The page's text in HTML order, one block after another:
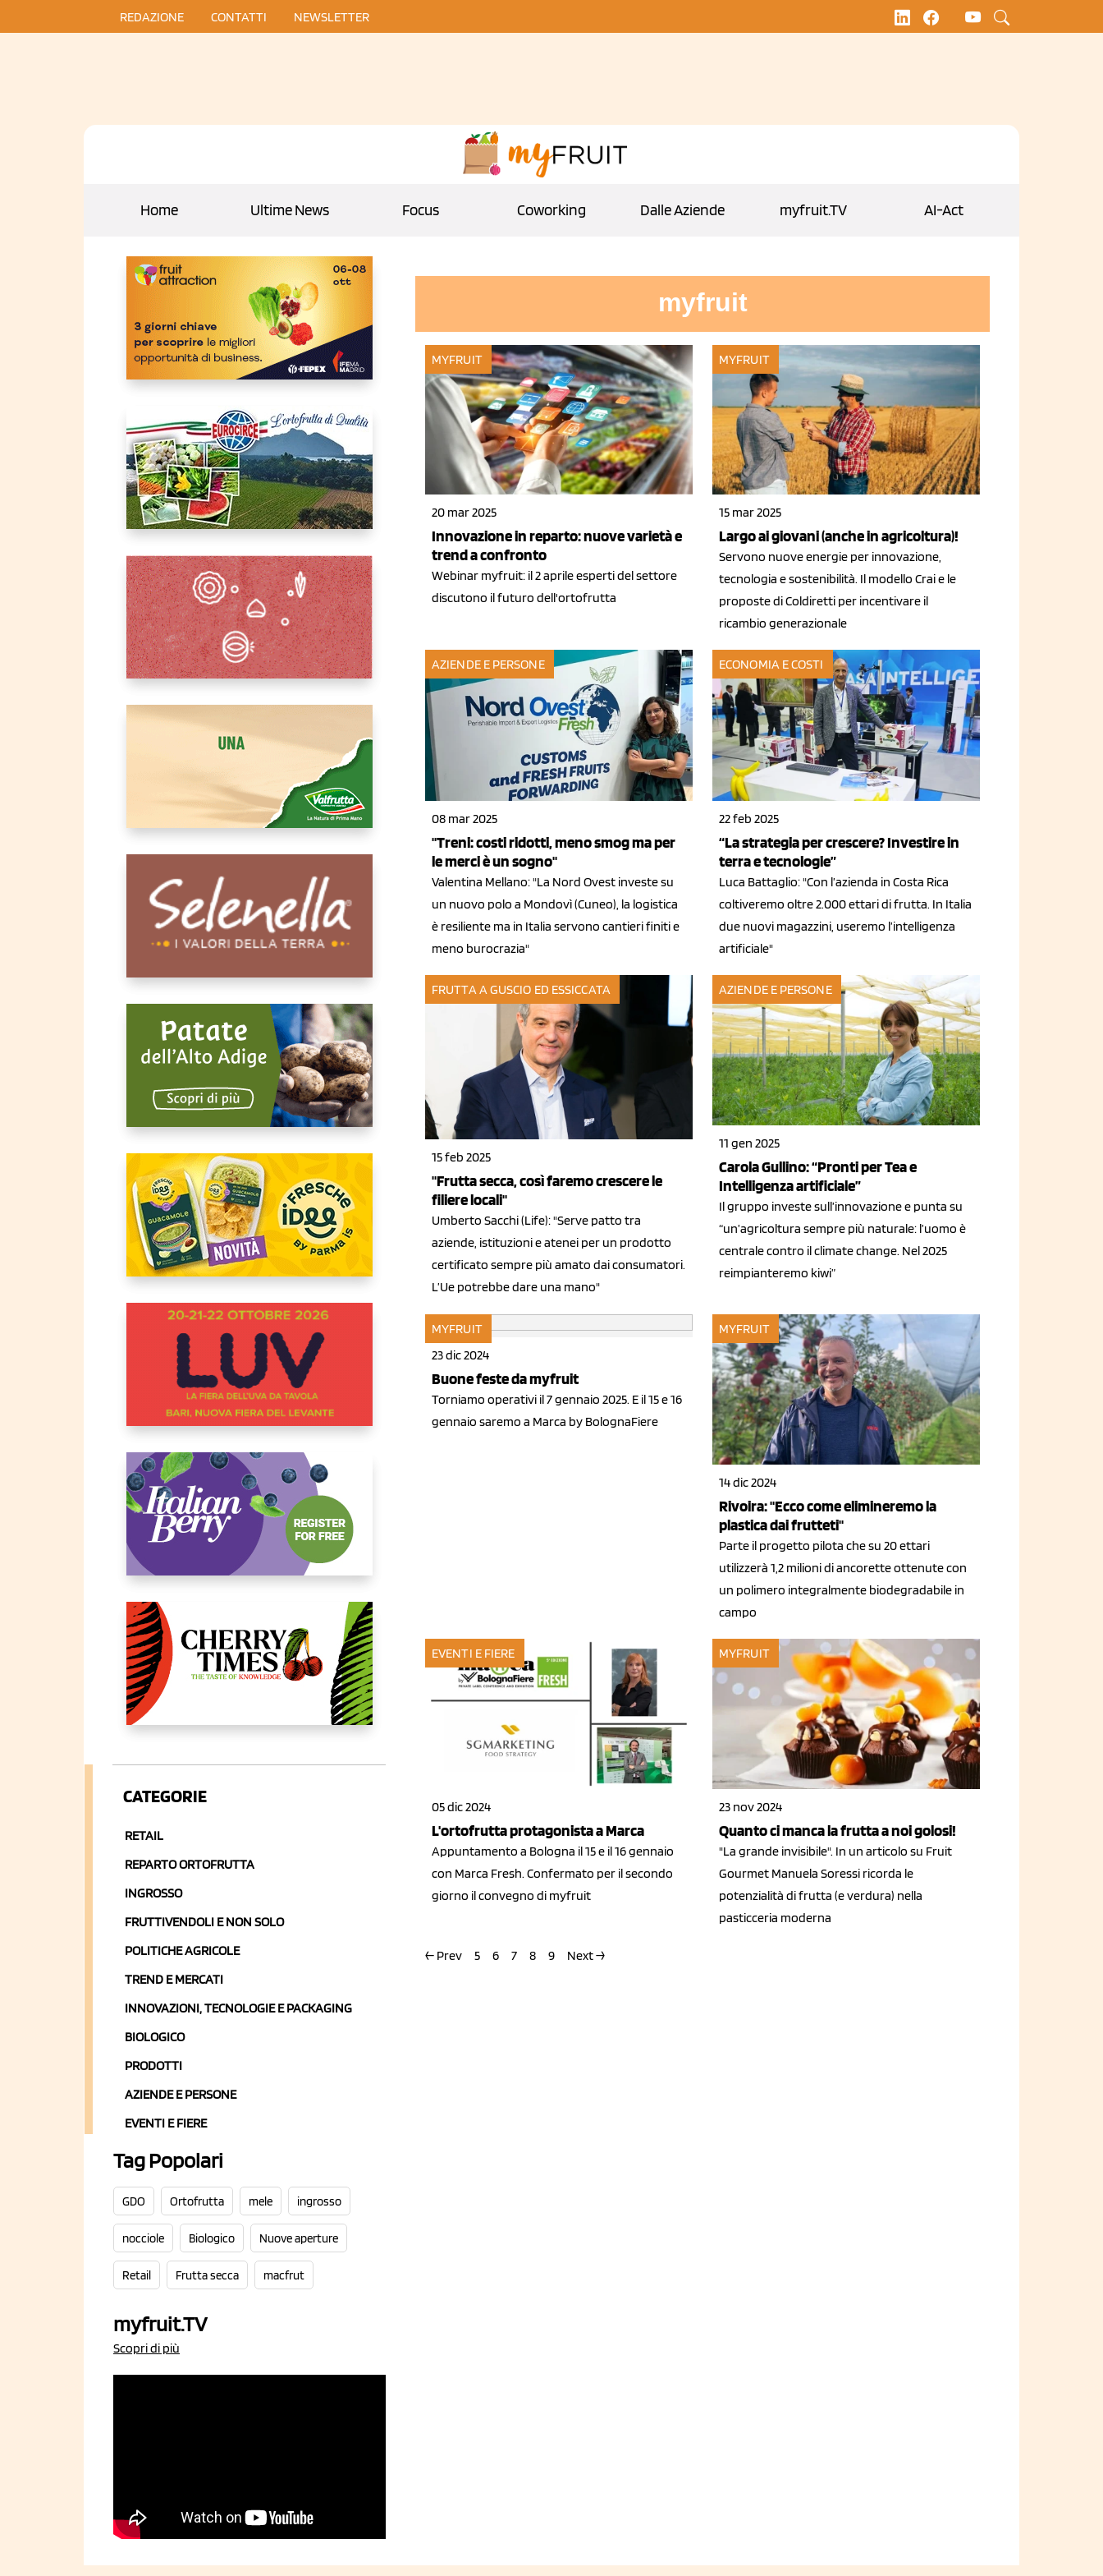
REDAZIONE CONTATTI NEWSLETTER
Home Ultime News Focus Coworking Dalle Aziende myfruit.TV AI-Act
CATEGORIE
RETAIL
REPARTO ORTOFRUTTA
INGROSSO
FRUTTIVENDOLI E NON SOLO
POLITICHE AGRICOLE
TREND E MERCATI
INNOVAZIONI, TECNOLOGIE E PACKAGING
BIOLOGICO
PRODOTTI
AZIENDE E PERSONE
EVENTI E FIERE
Tag Popolari
GDO Ortofrutta mele ingrosso
nocciole Biologico Nuove aperture
Retail Frutta secca macfrut
myfruit.TV
Scopri di più
myfruit
MYFRUIT
20 mar 2025
Innovazione in reparto: nuove varietà e
trend a confronto
Webinar myfruit: il 2 aprile esperti del settore
discutono il futuro dell'ortofrutta
MYFRUIT
15 mar 2025
Largo ai giovani (anche in agricoltura)!
Servono nuove energie per innovazione,
tecnologia e sostenibilità. Il modello Crai e le
proposte di Coldiretti per incentivare il
ricambio generazionale
AZIENDE E PERSONE
08 mar 2025
"Treni: costi ridotti, meno smog ma per
le merci è un sogno"
Valentina Mellano: "La Nord Ovest investe su
un nuovo polo a Mondovì (Cuneo), la logistica
è resiliente ma in Italia servono cantieri finiti e
meno burocrazia"
ECONOMIA E COSTI
22 feb 2025
“La strategia per crescere? Investire in
terra e tecnologie”
Luca Battaglio: "Con l’azienda in Costa Rica
coltiveremo oltre 2.000 ettari di frutta. In Italia
due nuovi magazzini, useremo l’intelligenza
artificiale"
FRUTTA A GUSCIO ED ESSICCATA
15 feb 2025
"Frutta secca, così faremo crescere le
filiere locali"
Umberto Sacchi (Life): "Serve patto tra
aziende, istituzioni e atenei per un prodotto
certificato sempre più amato dai consumatori.
L’Ue potrebbe dare una mano"
AZIENDE E PERSONE
11 gen 2025
Carola Gullino: “Pronti per Tea e
Intelligenza artificiale”
Il gruppo investe sull’innovazione e punta su
“un’agricoltura sempre più naturale: l’uomo è
centrale contro il climate change. Nel 2025
reimpianteremo kiwi”
MYFRUIT
23 dic 2024
Buone feste da myfruit
Torniamo operativi il 7 gennaio 2025. E il 15 e 16
gennaio saremo a Marca by BolognaFiere
MYFRUIT
14 dic 2024
Rivoira: "Ecco come elimineremo la
plastica dai frutteti"
Parte il progetto pilota che su 20 ettari
utilizzerà 1,2 milioni di ancorette ottenute con
un polimero integralmente biodegradabile in
campo
EVENTI E FIERE
05 dic 2024
L'ortofrutta protagonista a Marca
Appuntamento a Bologna il 15 e il 16 gennaio
con Marca Fresh. Confermato per il secondo
giorno il convegno di myfruit
MYFRUIT
23 nov 2024
Quanto ci manca la frutta a noi golosi!
"La grande invisibile". In un articolo su Fruit
Gourmet Manuela Soressi ricorda le
potenzialità di frutta (e verdura) nella
pasticceria moderna
← Prev 5 6 7 8 9 Next →